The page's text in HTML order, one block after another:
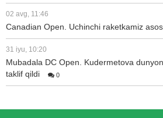
02 avg, 11:46
Canadian Open. Uchinchi raketkamiz
31 iyu, 10:20
Mubadala DC Open. Kudermetova
taklif qildi
0